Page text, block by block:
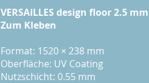
VERSAILLES design floor 2.5 mm
Zum Kleben
Format: 1520 × 238 mm
Oberfläche: UV Coating
Nutzschicht: 0.55 mm